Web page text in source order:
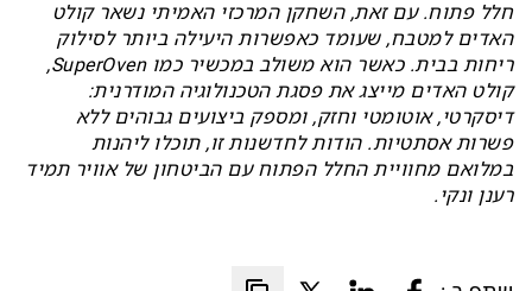
חלל פתוח. עם זאת, השחקן המרכזי האמיתי נשאר קולט
האדים למטבח, שעומד כאפשרות היעילה ביותר לסילוק
ריחות בבית. כאשר הוא משולב במכשיר כמו SuperOven,
קולט האדים מייצג את פסגת הטכנולוגיה המודרנית:
דיסקרטי, אוטומטי וחזק, ומספק ביצועים גבוהים ללא
פשרות אסתטיות. הודות לחדשנות זו, תוכלו ליהנות
במלואם מחוויית החלל הפתוח עם הביטחון של אוויר תמיד
רענן ונקי.